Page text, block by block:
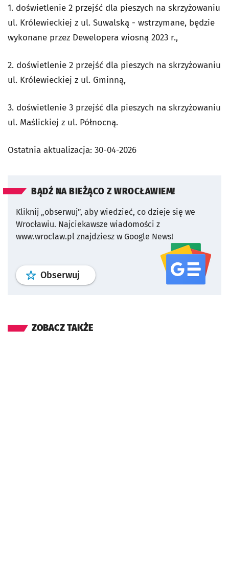
1. doświetlenie 2 przejść dla pieszych na skrzyżowaniu
ul. Królewieckiej z ul. Suwalską - wstrzymane, będzie
wykonane przez Dewelopera wiosną 2023 r.,
2. doświetlenie 2 przejść dla pieszych na skrzyżowaniu
ul. Królewieckiej z ul. Gminną,
3. doświetlenie 3 przejść dla pieszych na skrzyżowaniu
ul. Maślickiej z ul. Północną.
Ostatnia aktualizacja: 30-04-2026
BĄDŹ NA BIEŻĄCO Z WROCŁAWIEM!
Kliknij „obserwuj”, aby wiedzieć, co dzieje się we
Wrocławiu. Najciekawsze wiadomości z
www.wroclaw.pl znajdziesz w Google News!
Obserwuj profil serwisu
ZOBACZ TAKŻE